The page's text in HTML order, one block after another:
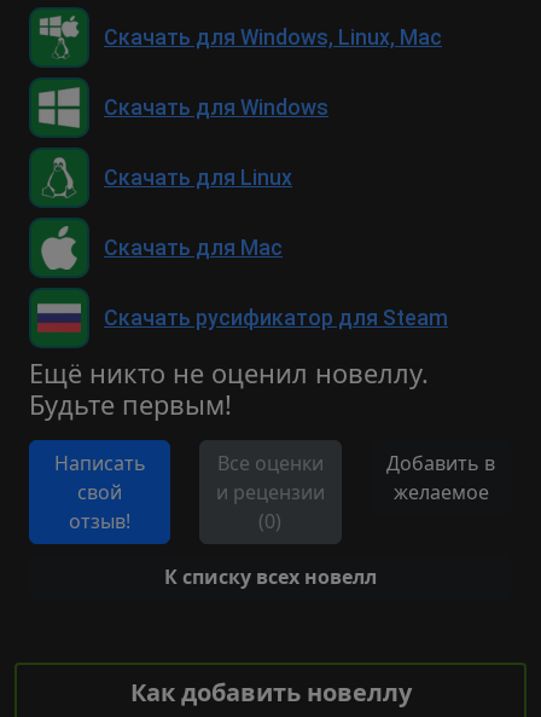
Скачать для Windows, Linux, Mac
Скачать для Windows
Скачать для Linux
Скачать для Mac
Скачать русификатор для Steam
Ещё никто не оценил новеллу.
Будьте первым!
Написать
свой
отзыв!
Все оценки
и рецензии
(0)
Добавить в
желаемое
К списку всех новелл
Как добавить новеллу